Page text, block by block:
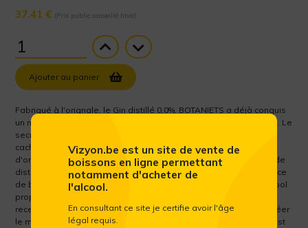
37.41 € (Prix public conseillé htva)
Ajouter au panier
Fabriqué à l'orignale, le Gin distillé 0,0%, BOTANIETS a déjà conquis
un nombre croissant de restaurateurs gastronomiques et étoilés. Le
secret est Niets. Alors que Botaniets Gin est basé sur un recette
cachée de 1887, le vrai secret est de combiner des ingrédients
d'origine naturelle de la plus haute qualité avec des techniques de
distillation expertes, pour produire un produit sans égal Expérience
de boisson alcoolisée à 0,0%. Déçu par les alternatives sans alcool
proposées sur le marché, Alexandre Hauben s'est inspiré des
recettes et des méthodes de distillation de ses ancêtres pour créer
le meilleur gin sans alcool qui soit. La particularité du Botaniets est
Vizyon.be est un site de vente de
boissons en ligne permettant
notamment d'acheter de
l'alcool.
En consultant ce site je certifie avoir l'âge
légal requis.